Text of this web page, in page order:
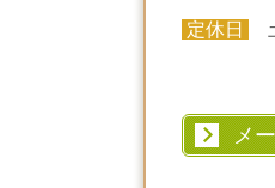
定休日
メ